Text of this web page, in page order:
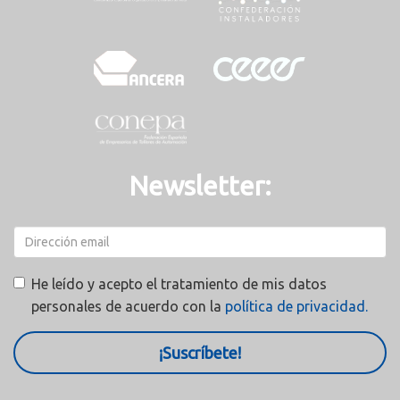
Newsletter:
He leído y acepto el tratamiento de mis datos
personales de acuerdo con la política de privacidad.
¡Suscríbete!